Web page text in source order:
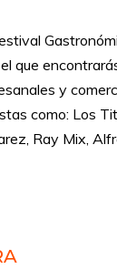
que
y
como: Los
Ray Mix,